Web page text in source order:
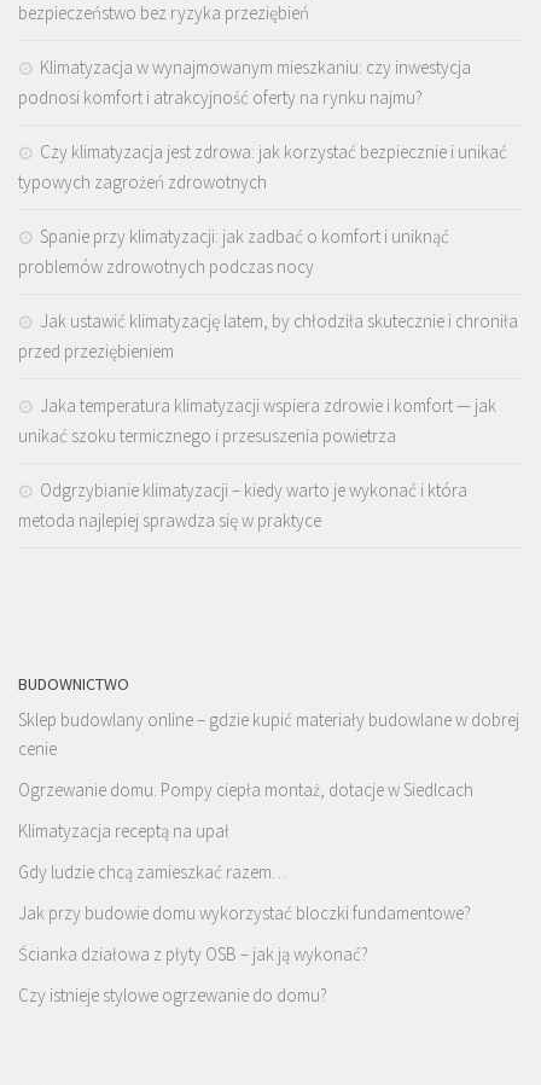
bezpieczeństwo bez ryzyka przeziębień
Klimatyzacja w wynajmowanym mieszkaniu: czy inwestycja
podnosi komfort i atrakcyjność oferty na rynku najmu?
Czy klimatyzacja jest zdrowa: jak korzystać bezpiecznie i unikać
typowych zagrożeń zdrowotnych
Spanie przy klimatyzacji: jak zadbać o komfort i uniknąć
problemów zdrowotnych podczas nocy
Jak ustawić klimatyzację latem, by chłodziła skutecznie i chroniła
przed przeziębieniem
Jaka temperatura klimatyzacji wspiera zdrowie i komfort — jak
unikać szoku termicznego i przesuszenia powietrza
Odgrzybianie klimatyzacji – kiedy warto je wykonać i która
metoda najlepiej sprawdza się w praktyce
BUDOWNICTWO
Sklep budowlany online – gdzie kupić materiały budowlane w dobrej
cenie
Ogrzewanie domu. Pompy ciepła montaż, dotacje w Siedlcach
Klimatyzacja receptą na upał
Gdy ludzie chcą zamieszkać razem…
Jak przy budowie domu wykorzystać bloczki fundamentowe?
Ścianka działowa z płyty OSB – jak ją wykonać?
Czy istnieje stylowe ogrzewanie do domu?